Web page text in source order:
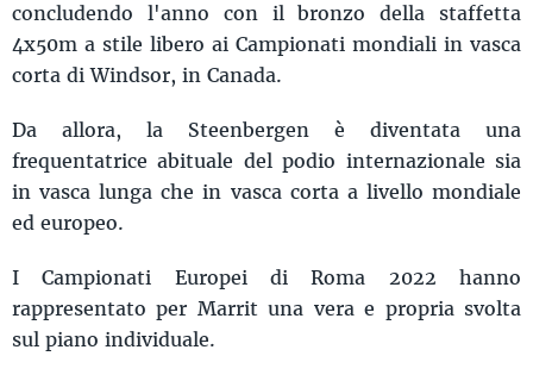
concludendo l'anno con il bronzo della staffetta
4x50m a stile libero ai Campionati mondiali in vasca
corta di Windsor, in Canada.
Da allora, la Steenbergen è diventata una
frequentatrice abituale del podio internazionale sia
in vasca lunga che in vasca corta a livello mondiale
ed europeo.
I Campionati Europei di Roma 2022 hanno
rappresentato per Marrit una vera e propria svolta
sul piano individuale.